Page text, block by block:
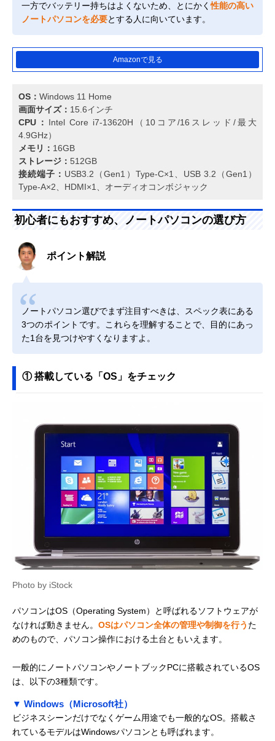
一方でバッテリー持ちはよくないため、とにかく性能の高い
ノートパソコンを必要とする人に向いています。
Amazonで見る
OS： Windows 11 Home
画面サイズ： 15.6インチ
CPU： Intel Core i7-13620H（10コア/16スレッド/最大
4.9GHz）
メモリ： 16GB
ストレージ： 512GB
接続端子： USB3.2（Gen1）Type-C×1、USB 3.2（Gen1）
Type-A×2、HDMI×1、オーディオコンボジャック
初心者にもおすすめ、ノートパソコンの選び方
ポイント解説
ノートパソコン選びでまず注目すべきは、スペック表にある
3つのポイントです。これらを理解することで、目的にあっ
た1台を見つけやすくなりますよ。
① 搭載している「OS」をチェック
Photo by iStock
パソコンはOS（Operating System）と呼ばれるソフトウェアが
なければ動きません。 OSはパソコン全体の管理や制御を行う た
めのもので、パソコン操作における土台ともいえます。
一般的にノートパソコンやノートブックPCに搭載されているOS
は、以下の3種類です。
▼ Windows（Microsoft社）
ビジネスシーンだけでなくゲーム用途でも一般的なOS。搭載さ
れているモデルはWindowsパソコンとも呼ばれます。